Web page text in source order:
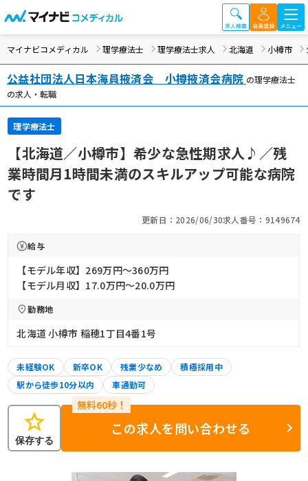
マイナビコメディカル 理学療法士 理学療法士求人 北海道 小樽市
公益社団法人日本海員掖済会 小樽掖済会病院 の理学療法士
の求人・転職
理学療法士
【北海道／小樽市】希少な急性期求人♪／残
業時間月1時間未満のスキルアップ可能な病院
です
更新日：2026/06/30求人番号：9149674
給与
【モデル年収】269万円〜360万円
【モデル月収】17.0万円〜20.0万円
勤務地
北海道 小樽市 稲穂1丁目4番1号
未経験OK 新卒OK 残業少なめ
積極採用中
駅から徒歩10分以内
車通勤可
star
保存する
この求人を問い合わせる